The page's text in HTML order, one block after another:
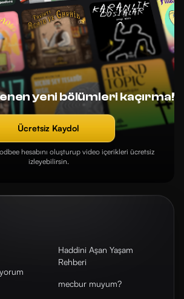
yeni bölümleri kaçırma!
Ücretsiz Kaydol
hesabını oluşturup video içerikleri ücretsiz
izleyebilirsin.
Haddini Aşan Yaşam
Rehberi
mecbur muyum?